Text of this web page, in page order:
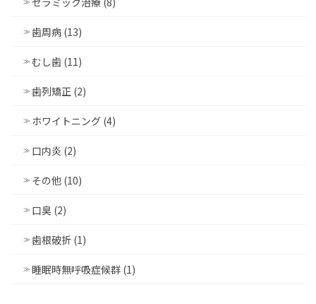
歯周病 (13)
むし歯 (11)
歯列矯正 (2)
ホワイトニング (4)
口内炎 (2)
その他 (10)
口臭 (2)
歯根破折 (1)
睡眠時無呼吸症候群 (1)